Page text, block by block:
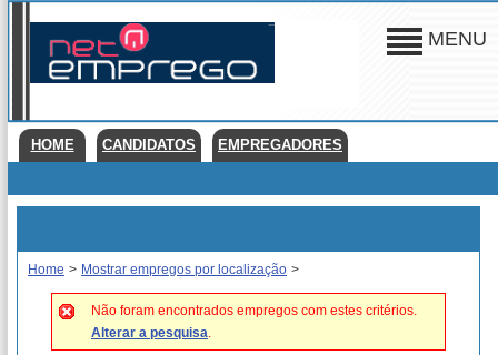
MENU
HOME CANDIDATOS EMPREGADORES
Home > Mostrar empregos por localização >
Não foram encontrados empregos com estes critérios.
Alterar a pesquisa.